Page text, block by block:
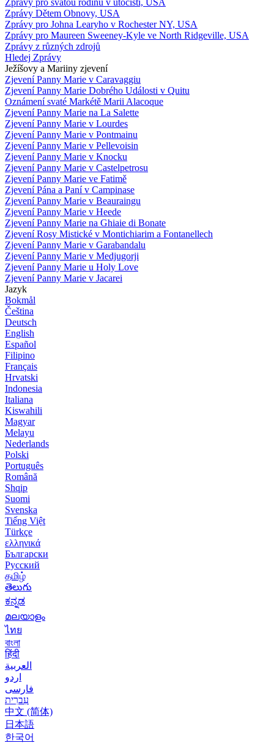
Zprávy Dětem Obnovy, USA
Zprávy pro Johna Learyho v Rochester NY, USA
Zprávy pro Maureen Sweeney-Kyle ve North Ridgeville, USA
Zprávy z různých zdrojů
Hledej Zprávy
Ježíšovy a Mariiny zjevení
Zjevení Panny Marie v Caravaggiu
Zjevení Panny Marie Dobrého Události v Quitu
Oznámení svaté Markétě Marii Alacoque
Zjevení Panny Marie na La Salette
Zjevení Panny Marie v Lourdes
Zjevení Panny Marie v Pontmainu
Zjevení Panny Marie v Pellevoisin
Zjevení Panny Marie v Knocku
Zjevení Panny Marie v Castelpetrosu
Zjevení Panny Marie ve Fatimě
Zjevení Pána a Paní v Campinase
Zjevení Panny Marie v Beauraingu
Zjevení Panny Marie v Heede
Zjevení Panny Marie na Ghiaie di Bonate
Zjevení Rosy Mistické v Montichiarim a Fontanellech
Zjevení Panny Marie v Garabandalu
Zjevení Panny Marie v Medjugorji
Zjevení Panny Marie u Holy Love
Zjevení Panny Marie v Jacarei
Jazyk
Bokmål
Čeština
Deutsch
English
Español
Filipino
Français
Hrvatski
Indonesia
Italiana
Kiswahili
Magyar
Melayu
Nederlands
Polski
Português
Română
Shqip
Suomi
Svenska
Tiếng Việt
Türkçe
ελληνικά
Български
Русский
தமிழ்
తెలుగు
ಕನ್ನಡ
മലയാളം
ไทย
বাংলা
हिंदी
العربية
اردو
فارسی
עִברִית
中文 (简体)
日本語
한국어